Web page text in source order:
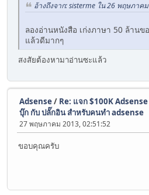
อ้างถึงจาก: sisterme ใน 26 พฤษภาค
ลองอ่านหนังสือ เก่งภาษา 50 ล้า
แล้วดีมากๆ
สงสัยต้องหามาอ่านซะแล้ว
Adsense/ Re: แจก $100K
บุ๊ก กับ ปลั๊กอิน สำหรับคนทำ adsense
27 พฤษภาคม 2013, 02:51:52
ขอบคุณครับ